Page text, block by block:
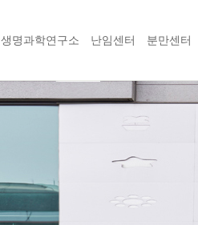
생명과학연구소 난임센터 분만센터